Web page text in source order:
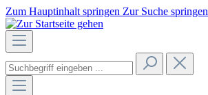
Zum Hauptinhalt springen Zur Suche springen